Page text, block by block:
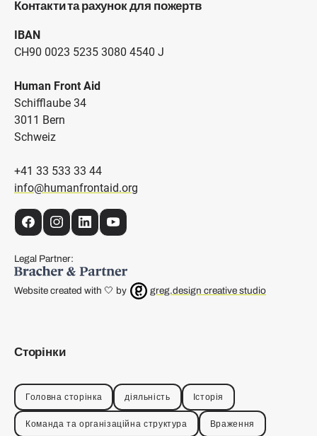
Контакти та рахунок для пожертв
IBAN
CH90 0023 5235 3080 4540 J
Human Front Aid
Schifflaube 34
3011 Bern
Schweiz
+41 33 533 33 44
info@humanfrontaid.org
FacebookInstagram
LinkedInYouTube
Legal Partner:
Website created with 🤍 by greg.design creative studio
Сторінки
Головна сторінка діяльність Історія
Команда та організаційна структура Враження